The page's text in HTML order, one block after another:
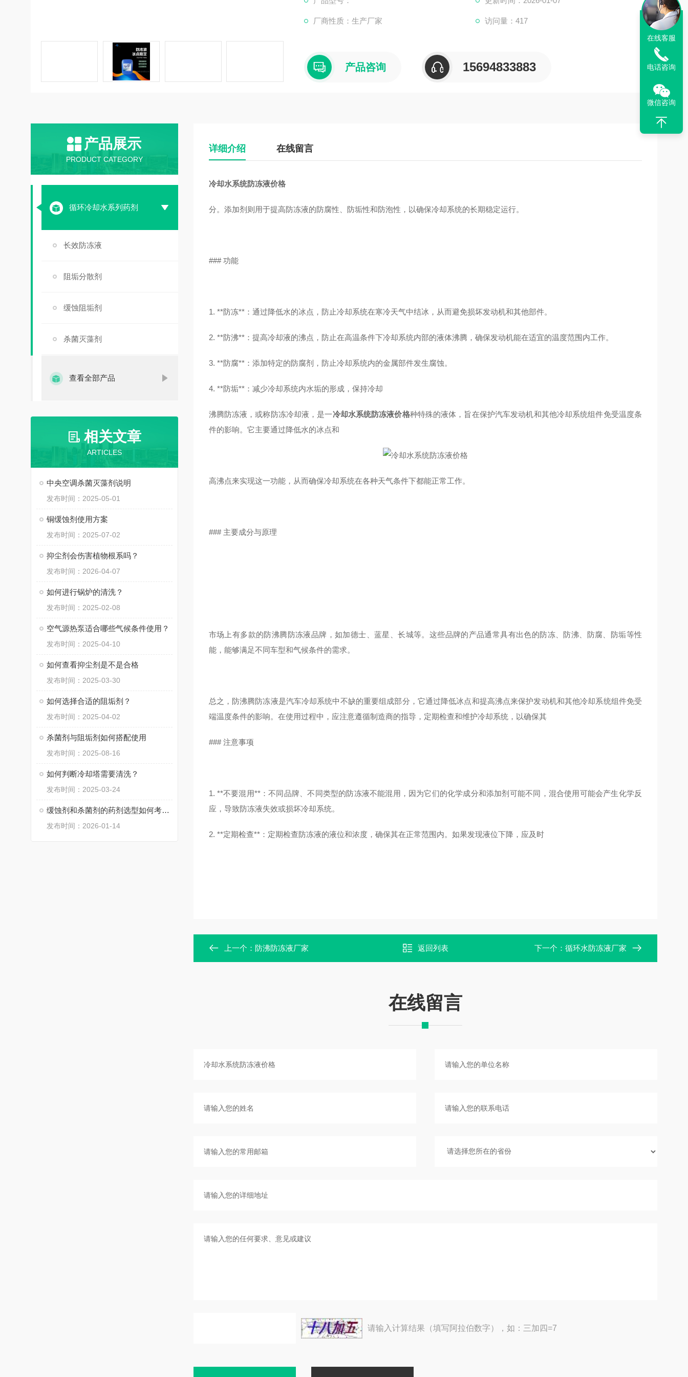
件。
3. **防腐**：添加特定的防腐剂，防止冷却系统内的金属部件
厂商性质：生产厂家 访问量：417
产品咨询 15694833883
产品展示
PRODUCT CATEGORY
循环冷却水系列药剂
长效防冻液
阻垢分散剂
缓蚀阻垢剂
杀菌灭藻剂
查看全部产品
相关文章
ARTICLES
中央空调杀菌灭藻剂说明
发布时间：2025-05-01
铜缓蚀剂使用方案
发布时间：2025-07-02
抑尘剂会伤害植物根系吗？
发布时间：2026-04-07
如何进行锅炉的清洗？
发布时间：2025-02-08
空气源热泵适合哪些气候条件使用？
发布时间：2025-04-10
如何查看抑尘剂是不是合格
发布时间：2025-03-30
如何选择合适的阻垢剂？
发布时间：2025-04-02
杀菌剂与阻垢剂如何搭配使用
发布时间：2025-08-16
如何判断冷却塔需要清洗？
发布时间：2025-03-24
缓蚀剂和杀菌剂的药剂选型如何考虑？
发布时间：2026-01-14
详细介绍 在线留言
冷却水系统防冻液价格
分。添加剂则用于提高防冻液的防腐性、防垢性和防泡性，以确保冷却系统的长期稳定运行。
### 功能
1. **防冻**：通过降低水的冰点，防止冷却系统在寒冷天气中结冰，从而避免损坏发动机和其他部件。
2. **防沸**：提高冷却液的沸点，防止在高温条件下冷却系统内部的液体沸腾，确保发动机能在适宜的温度范围内工作。
3. **防腐**：添加特定的防腐剂，防止冷却系统内的金属部件发生腐蚀。
4. **防垢**：减少冷却系统内水垢的形成，保持冷却
沸腾防冻液，或称防冻冷却液，是一冷却水系统防冻液价格种特殊的液体，旨在保护汽车发动机和其他冷却系统组件免受温度条
件的影响。它主要通过降低水的冰点和
高沸点来实现这一功能，从而确保冷却系统在各种天气条件下都能正常工作。
### 主要成分与原理
市场上有多款的防沸腾防冻液品牌，如加德士、蓝星、长城等。这些品牌的产品通常具有出色的防冻、防沸、防腐、防垢等性
能，能够满足不同车型和气候条件的需求。
总之，防沸腾防冻液是汽车冷却系统中不缺的重要组成部分，它通过降低冰点和提高沸点来保护发动机和其他冷却系统组件免受
端温度条件的影响。在使用过程中，应注意遵循制造商的指导，定期检查和维护冷却系统，以确保其
### 注意事项
1. **不要混用**：不同品牌、不同类型的防冻液不能混用，因为它们的化学成分和添加剂可能不同，混合使用可能会产生化学反
应，导致防冻液失效或损坏冷却系统。
2. **定期检查**：定期检查防冻液的液位和浓度，确保其在正常范围内。如果发现液位下降，应及时
上一个： 防沸防冻液厂家 返回列表 下一个： 循环水防冻液厂家
在线留言
请输入计算结果（填写阿拉伯数字），如：三加四=7
在线客服
电话咨询
微信咨询